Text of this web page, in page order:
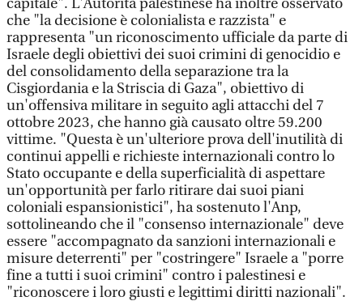
capitale". L'Autorità palestinese ha inoltre osservato
che "la decisione è colonialista e razzista" e
rappresenta "un riconoscimento ufficiale da parte di
Israele degli obiettivi dei suoi crimini di genocidio e
del consolidamento della separazione tra la
Cisgiordania e la Striscia di Gaza", obiettivo di
un'offensiva militare in seguito agli attacchi del 7
ottobre 2023, che hanno già causato oltre 59.200
vittime. "Questa è un'ulteriore prova dell'inutilità di
continui appelli e richieste internazionali contro lo
Stato occupante e della superficialità di aspettare
un'opportunità per farlo ritirare dai suoi piani
coloniali espansionistici", ha sostenuto l'Anp,
sottolineando che il "consenso internazionale" deve
essere "accompagnato da sanzioni internazionali e
misure deterrenti" per "costringere" Israele a "porre
fine a tutti i suoi crimini" contro i palestinesi e
"riconoscere i loro giusti e legittimi diritti nazionali".